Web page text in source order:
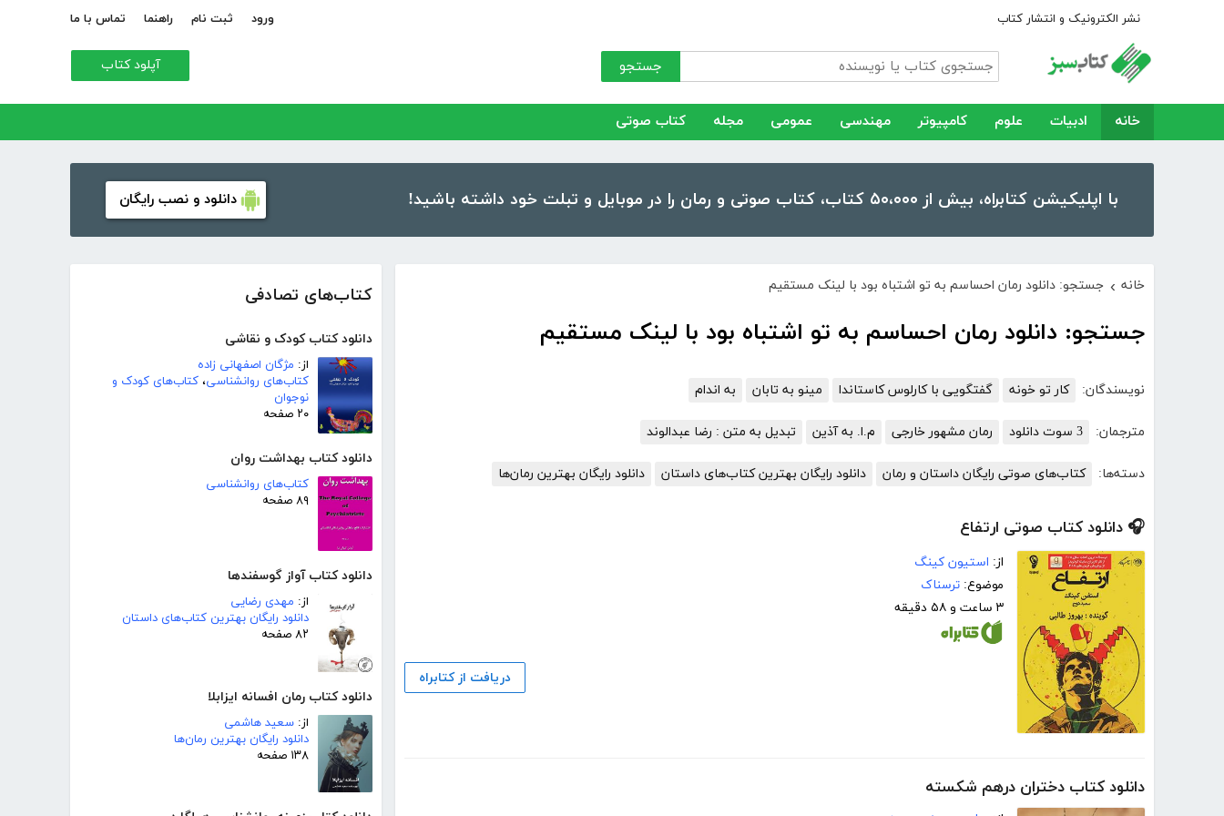
نشر الکترونیک و انتشار کتاب ورود ثبت نام راهنما تماس با ما
جستجو آپلود کتاب
خانه ادبیات علوم کامپیوتر مهندسی عمومی مجله کتاب صوتی
با اپلیکیشن کتابراه، بیش از ۵۰،۰۰۰ کتاب، کتاب صوتی و رمان را در موبایل و تبلت خود داشته باشید! دانلود و نصب رایگان
کتاب‌های تصادفی
دانلود کتاب کودک و نقاشی
از: مژگان اصفهانی زاده
کتاب‌های روانشناسی، کتاب‌های کودک و
نوجوان
۲۰ صفحه
دانلود کتاب بهداشت روان
کتاب‌های روانشناسی
۸۹ صفحه
دانلود کتاب آواز گوسفندها
از: مهدی رضایی
دانلود رایگان بهترین کتاب‌های داستان
۸۲ صفحه
دانلود کتاب رمان افسانه ایزابلا
از: سعید هاشمی
دانلود رایگان بهترین رمان‌ها
۱۳۸ صفحه
خانه › جستجو: دانلود رمان احساسم به تو اشتباه بود با لینک مستقیم
جستجو: دانلود رمان احساسم به تو اشتباه بود با لینک مستقیم
نویسندگان: کار تو خونه گفتگویی با کارلوس کاستاندا مینو به تابان به اندام
مترجمان: 3 سوت دانلود رمان مشهور خارجی م.ا. به آذین تبدیل به متن : رضا عبدالوند
دسته‌ها: کتاب‌های صوتی رایگان داستان و رمان دانلود رایگان بهترین کتاب‌های داستان دانلود رایگان بهترین رمان‌ها
🎧 دانلود کتاب صوتی ارتفاع
از: استیون کینگ
موضوع: ترسناک
۳ ساعت و ۵۸ دقیقه
دریافت از کتابراه
دانلود کتاب دختران درهم شکسته